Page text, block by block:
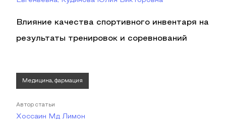
Влияние качества спортивного инвентаря на
результаты тренировок и соревнований
Медицина, фармация
Автор статьи
Хоссаин Мд Лимон